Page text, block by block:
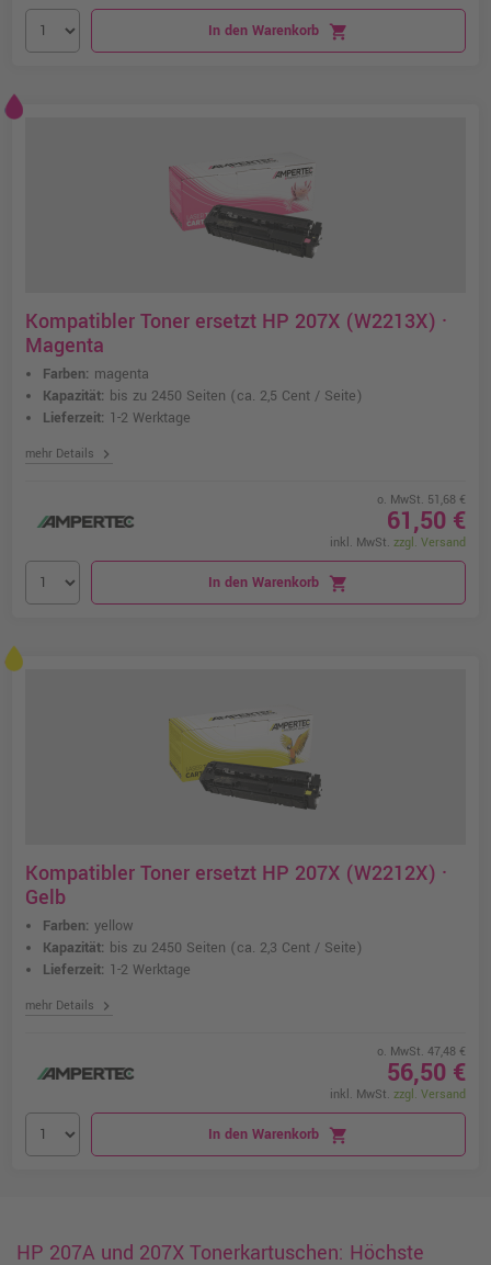
In den Warenkorb shopping_cart
Kompatibler Toner ersetzt HP 207X (W2213X) ·
Magenta
Farben: magenta
Kapazität: bis zu 2450 Seiten (ca. 2,5 Cent / Seite)
Lieferzeit: 1-2 Werktage
mehr Details chevron_right
o. MwSt. 51,68 €
61,50 €
inkl. MwSt. zzgl. Versand
In den Warenkorb shopping_cart
Kompatibler Toner ersetzt HP 207X (W2212X) ·
Gelb
Farben: yellow
Kapazität: bis zu 2450 Seiten (ca. 2,3 Cent / Seite)
Lieferzeit: 1-2 Werktage
mehr Details chevron_right
o. MwSt. 47,48 €
56,50 €
inkl. MwSt. zzgl. Versand
In den Warenkorb shopping_cart
HP 207A und 207X Tonerkartuschen: Höchste